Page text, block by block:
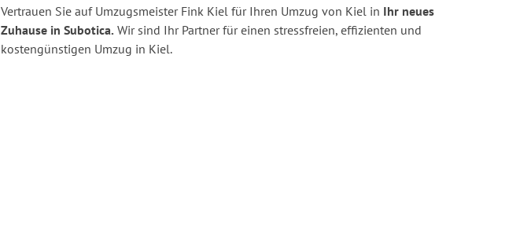
Vertrauen Sie auf Umzugsmeister Fink Kiel für Ihren Umzug von Kiel in Ihr neues
Zuhause in Subotica. Wir sind Ihr Partner für einen stressfreien, effizienten und
kostengünstigen Umzug in Kiel.